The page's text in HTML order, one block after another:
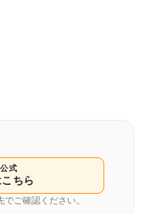
式
ちら
ご確認ください。